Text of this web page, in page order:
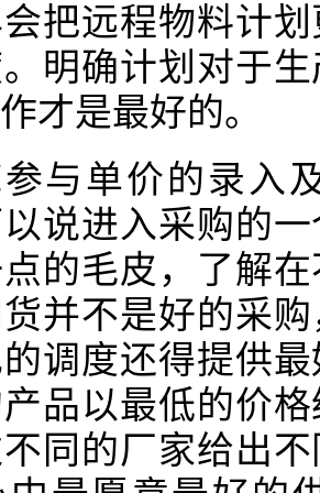
把远程物料计
明确计划对于
才是最好的。
与单价的录入
说进入采购的
的毛皮，了解
并不是好的采
调度还得提供
品以最低的价
同的厂家给出